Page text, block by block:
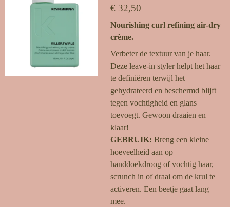
€ 32,50
Nourishing curl refining air-dry
crème.
Verbeter de textuur van je haar.
Deze leave-in styler helpt het haar
te definiëren terwijl het
gehydrateerd en beschermd blijft
tegen vochtigheid en glans
toevoegt. Gewoon draaien en
klaar!
GEBRUIK: Breng een kleine
hoeveelheid aan op
handdoekdroog of vochtig haar,
scrunch in of draai om de krul te
activeren. Een beetje gaat lang
mee.